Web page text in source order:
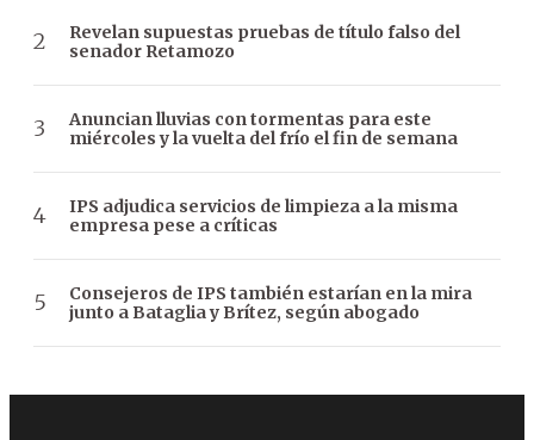
Revelan supuestas pruebas de título falso del
senador Retamozo
Anuncian lluvias con tormentas para este
miércoles y la vuelta del frío el fin de semana
IPS adjudica servicios de limpieza a la misma
empresa pese a críticas
Consejeros de IPS también estarían en la mira
junto a Bataglia y Brítez, según abogado